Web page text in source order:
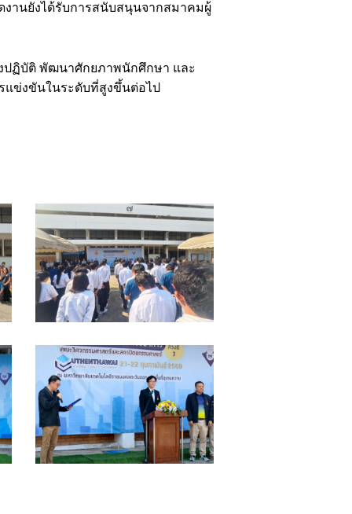
งานยังได้รับการสนับสนุนจากสมาคมผู้
ปฏิบัติ พัฒนาศักยภาพนักศึกษา และ
ข่งขันในระดับที่สูงขึ้นต่อไป
แข่ง
ทักษะ
3
วัน
เปิด
(5)
แข่ง
ทักษะ
3
วัน
เปิด
(1)